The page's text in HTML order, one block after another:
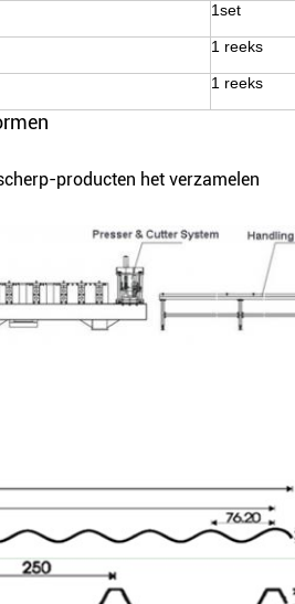
1set
1 reeks
1 reeks
producten het verzamelen